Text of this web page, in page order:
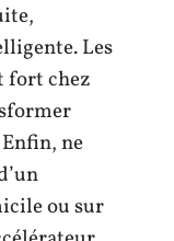
Les
fort chez
ne
ou sur